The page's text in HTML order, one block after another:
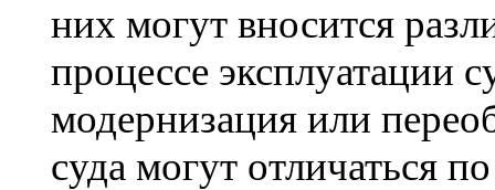
них могут вносится
процессе эксплуатации
модернизация или
суда могут отличаться